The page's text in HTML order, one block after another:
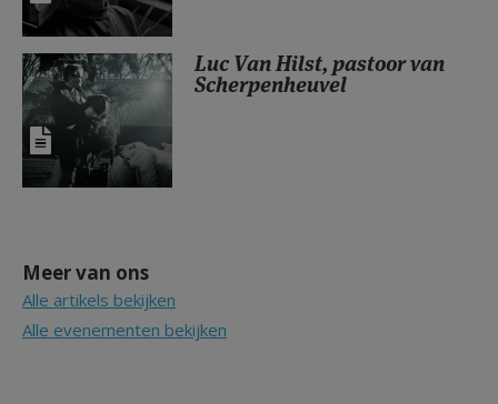
Luc Van Hilst, pastoor van
Scherpenheuvel
Meer van ons
Alle artikels bekijken
Alle evenementen bekijken